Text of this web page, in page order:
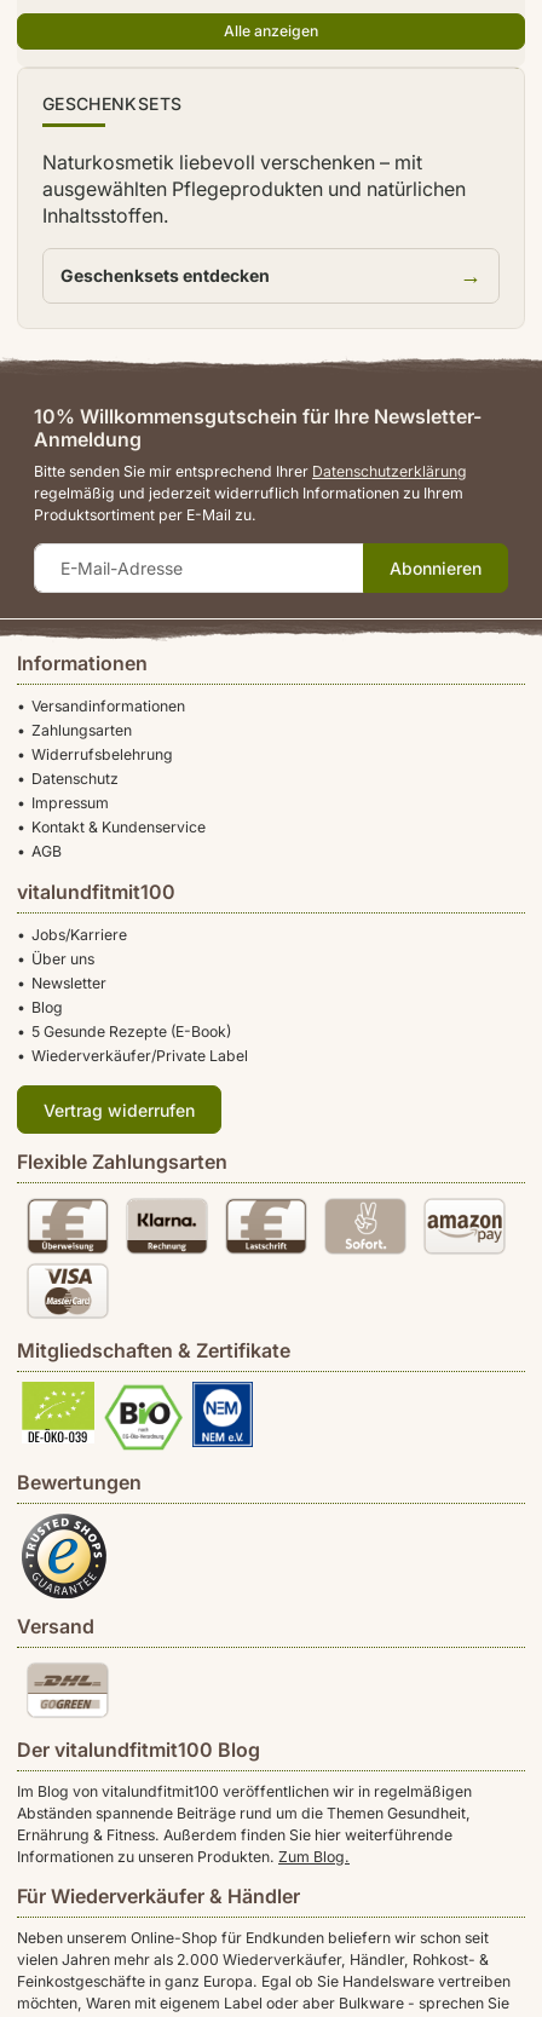
Alle anzeigen
GESCHENKSETS
Naturkosmetik liebevoll verschenken – mit
ausgewählten Pflegeprodukten und natürlichen
Inhaltsstoffen.
Geschenksets entdecken →
Informationen
Versandinformationen
Zahlungsarten
Widerrufsbelehrung
Datenschutz
Impressum
Kontakt & Kundenservice
AGB
vitalundfitmit100
Jobs/Karriere
Über uns
Newsletter
Blog
5 Gesunde Rezepte (E-Book)
Wiederverkäufer/Private Label
Vertrag widerrufen
Flexible Zahlungsarten
Mitgliedschaften & Zertifikate
Bewertungen
Versand
Der vitalundfitmit100 Blog
Im Blog von vitalundfitmit100 veröffentlichen wir in regelmäßigen
Abständen spannende Beiträge rund um die Themen Gesundheit,
Ernährung & Fitness. Außerdem finden Sie hier weiterführende
Informationen zu unseren Produkten. Zum Blog.
Für Wiederverkäufer & Händler
Neben unserem Online-Shop für Endkunden beliefern wir schon seit
vielen Jahren mehr als 2.000 Wiederverkäufer, Händler, Rohkost- &
Feinkostgeschäfte in ganz Europa. Egal ob Sie Handelsware vertreiben
möchten, Waren mit eigenem Label oder aber Bulkware - sprechen Sie
10% Willkommensgutschein für Ihre Newsletter-
Anmeldung
Bitte senden Sie mir entsprechend Ihrer Datenschutzerklärung
regelmäßig und jederzeit widerruflich Informationen zu Ihrem
Produktsortiment per E-Mail zu.
Abonnieren